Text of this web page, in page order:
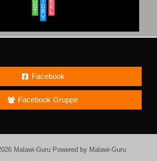
Facebook
Facebook Gruppe
Malawi-Guru Powered by Malawi-Guru